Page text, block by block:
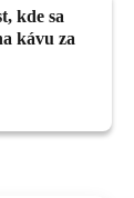
kde sa
kávu za